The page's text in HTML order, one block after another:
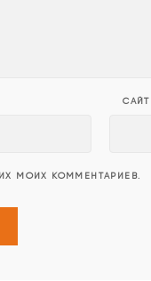
САЙТ
МОИХ КОММЕНТАРИЕВ.